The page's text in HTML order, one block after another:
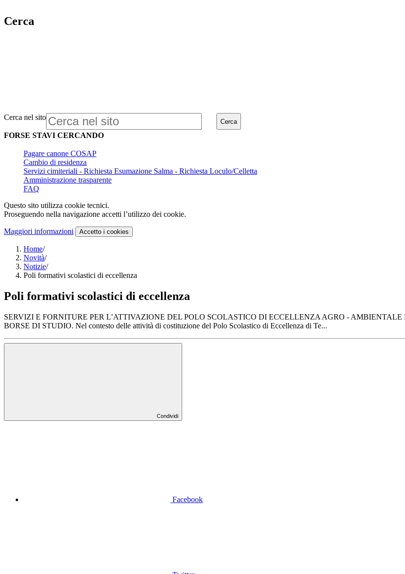
Cerca
Cerca nel sito Cerca
FORSE STAVI CERCANDO
Pagare canone COSAP
Cambio di residenza
Servizi cimiteriali - Richiesta Esumazione Salma - Richiesta Loculo/Celletta
Amministrazione trasparente
FAQ
Questo sito utilizza cookie tecnici.
Proseguendo nella navigazione accetti l’utilizzo dei cookie.
Maggiori informazioni Accetto i cookies
Home/
Novità/
Notizie/
Poli formativi scolastici di eccellenza
Poli formativi scolastici di eccellenza
SERVIZI E FORNITURE PER L’ATTIVAZIONE DEL POLO SCOLASTICO DI ECCELLENZA AGRO -
BORSE DI STUDIO. Nel contesto delle attività di costituzione del Polo Scolastico di Eccellenza di Te...
Condividi
Facebook